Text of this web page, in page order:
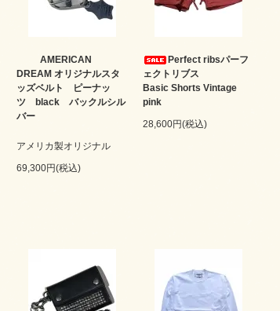
AMERICAN
DREAM オリジナルスタ
ッズベルト ピーナッ
ツ black バックルシル
バー
アメリカ製オリジナル
69,300円(税込)
Perfect ribsパーフ
ェクトリブス
Basic Shorts Vintage
pink
28,600円(税込)